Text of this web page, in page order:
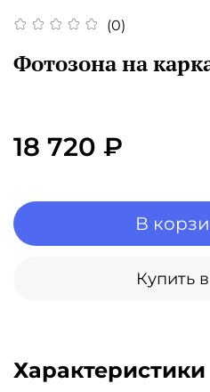
(0)
Фотозона на
18 720 ₽
В
Купить
Характеристики